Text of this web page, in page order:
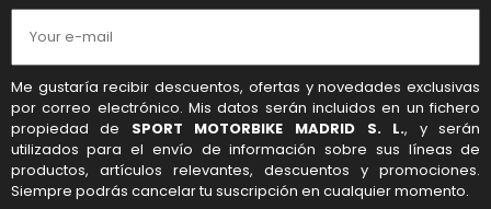
Me gustaría recibir descuentos, ofertas y novedades exclusivas
por correo electrónico. Mis datos serán incluidos en un fichero
propiedad de SPORT MOTORBIKE MADRID S. L., y serán
utilizados para el envío de información sobre sus líneas de
productos, artículos relevantes, descuentos y promociones.
Siempre podrás cancelar tu suscripción en cualquier momento.